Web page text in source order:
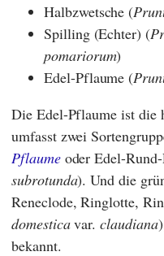
Halbzwetsche (
Spilling (Echter) (
pomariorum)
Edel-Pflaume (
Die Edel-Pflaume ist die
umfasst zwei
Pflaumeoder Edel-
subrotunda). Und die
Reneclode, Ringlotte,
domesticavar.claudiana
bekannt.